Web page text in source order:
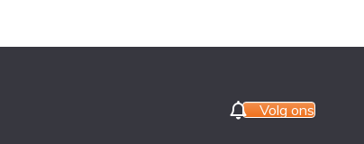
Volg ons